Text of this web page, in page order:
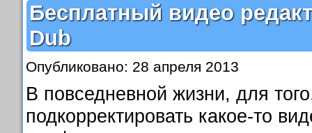
Бесплатный видео
Dub
Опубликовано: 28 апреля 2013
В повседневной жизни, для
подкорректировать какое-то